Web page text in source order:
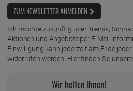
ZUM NEWSLETTER ANMELDEN
Ich möchte zukünftig über Trends,
Aktionen und Angebote per E-Mail
Einwilligung kann jederzeit am Ende
widerrufen werden. Hier finden Sie unsere
Wir helfen Ihnen!